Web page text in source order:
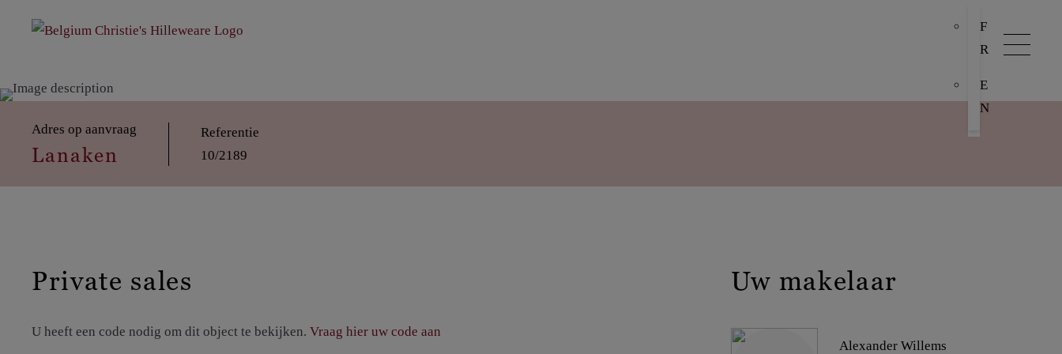
F
R
E
N
Adres op aanvraag
Lanaken
Referentie
10/2189
Private sales
U heeft een code nodig om dit object te bekijken. Vraag hier uw code aan
Uw makelaar
Alexander Willems